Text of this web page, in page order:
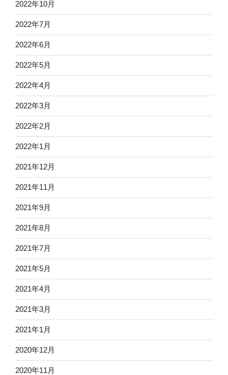
2022年10月
2022年7月
2022年6月
2022年5月
2022年4月
2022年3月
2022年2月
2022年1月
2021年12月
2021年11月
2021年9月
2021年8月
2021年7月
2021年5月
2021年4月
2021年3月
2021年1月
2020年12月
2020年11月